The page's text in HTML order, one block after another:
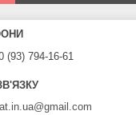
(93) 794-16-61